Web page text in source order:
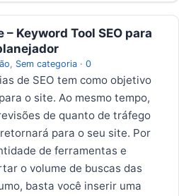
Keyword Tool SEO para
, Sem categoria · 0
de SEO tem como objetivo
o site. Ao mesmo tempo,
de quanto de tráfego
para o seu site. Por
de ferramentas e
o volume de buscas das
basta você inserir uma